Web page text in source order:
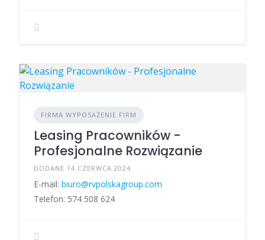
FIRMA WYPOSAŻENIE FIRM
Leasing Pracowników -
Profesjonalne Rozwiązanie
DODANE 14 CZERWCA 2024
E-mail: biuro@rvpolskagroup.com
Telefon: 574 508 624